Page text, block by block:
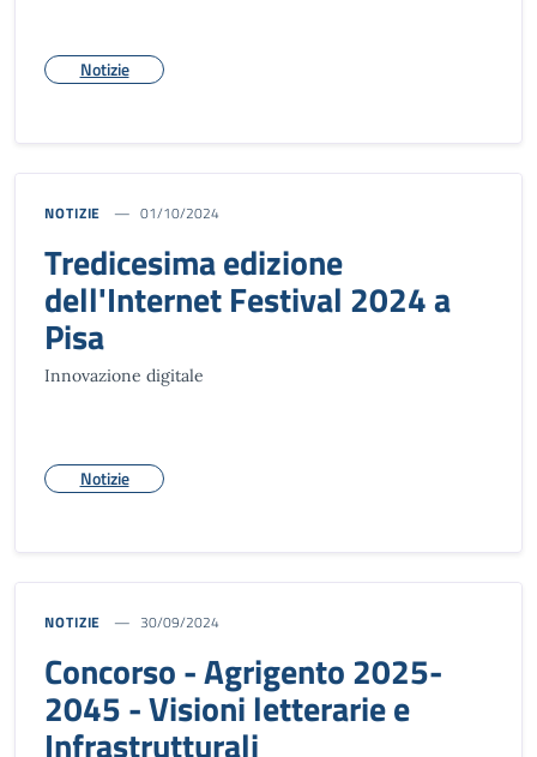
Notizie
NOTIZIE 01/10/2024
Tredicesima edizione
dell'Internet Festival 2024 a
Pisa
Innovazione digitale
Notizie
NOTIZIE 30/09/2024
Concorso - Agrigento 2025-
2045 - Visioni letterarie e
Infrastrutturali